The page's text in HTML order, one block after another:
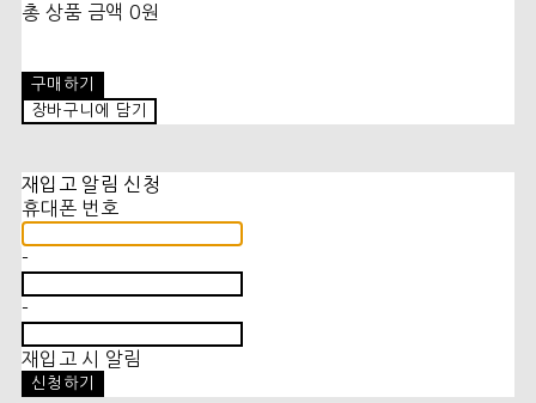
총 상품 금액 0원
구매하기
장바구니에 담기
재입고 알림 신청
휴대폰 번호
-
-
재입고 시 알림
신청하기